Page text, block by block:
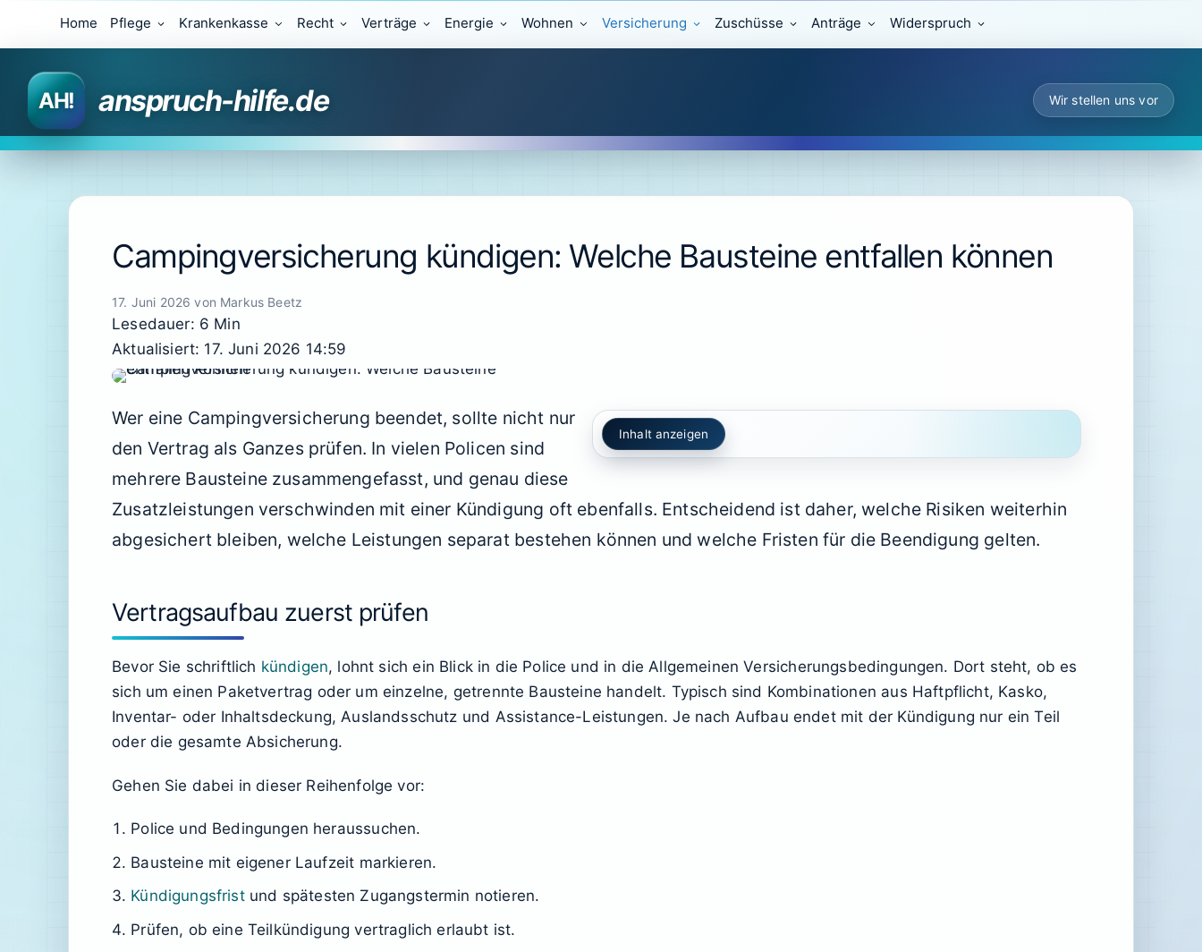
Home Pflege Krankenkasse Recht Verträge Energie Wohnen Versicherung Zuschüsse Anträge Widerspruch
anspruch-hilfe.de Wir stellen uns vor
Campingversicherung kündigen: Welche Bausteine entfallen können
17. Juni 2026 von Markus Beetz
Lesedauer: 6 Min
Aktualisiert: 17. Juni 2026 14:59
Inhalt anzeigen
Wer eine Campingversicherung beendet, sollte nicht nur
den Vertrag als Ganzes prüfen. In vielen Policen sind
mehrere Bausteine zusammengefasst, und genau diese
Zusatzleistungen verschwinden mit einer Kündigung oft ebenfalls. Entscheidend ist daher, welche Risiken weiterhin
abgesichert bleiben, welche Leistungen separat bestehen können und welche Fristen für die Beendigung gelten.
Vertragsaufbau zuerst prüfen
Bevor Sie schriftlich kündigen, lohnt sich ein Blick in die Police und in die Allgemeinen Versicherungsbedingungen. Dort steht, ob es
sich um einen Paketvertrag oder um einzelne, getrennte Bausteine handelt. Typisch sind Kombinationen aus Haftpflicht, Kasko,
Inventar- oder Inhaltsdeckung, Auslandsschutz und Assistance-Leistungen. Je nach Aufbau endet mit der Kündigung nur ein Teil
oder die gesamte Absicherung.
Gehen Sie dabei in dieser Reihenfolge vor:
Police und Bedingungen heraussuchen.
Bausteine mit eigener Laufzeit markieren.
Kündigungsfristund spätesten Zugangstermin notieren.
Prüfen, ob eine Teilkündigung vertraglich erlaubt ist.